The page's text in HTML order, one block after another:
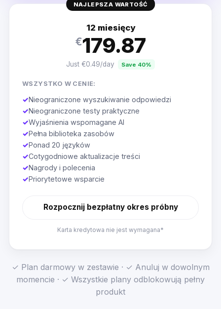
NAJLEPSZA WARTOŚĆ
12 miesięcy
€179.87
Just €0.49/day Save 40%
WSZYSTKO W CENIE:
✓Nieograniczone wyszukiwanie odpowiedzi
✓Nieograniczone testy praktyczne
✓Wyjaśnienia wspomagane AI
✓Pełna biblioteka zasobów
✓Ponad 20 języków
✓Cotygodniowe aktualizacje treści
✓Nagrody i polecenia
✓Priorytetowe wsparcie
Rozpocznij bezpłatny okres próbny
Karta kredytowa nie jest wymagana*
✓ Plan darmowy w zestawie · ✓ Anuluj w dowolnym
momencie · ✓ Wszystkie plany odblokowują pełny
produkt